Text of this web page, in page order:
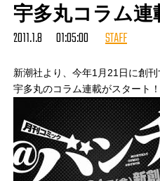
宇多丸コラム連
2011.1.8 01:05:00 STAFF
新潮社より、今年1月21日に創
宇多丸のコラム連載がスタート！